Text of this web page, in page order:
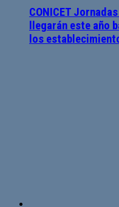
CONICET
llegarán este año
los